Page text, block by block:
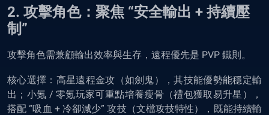
2. 攻擊角色：聚焦 “安全輸出 + 持續壓
制”
攻擊角色需兼顧輸出效率與生存，遠程優先是 PVP 鐵則。
核心選擇：高星遠程金攻（如劍鬼），其技能優勢能穩定輸
出；小氪 / 零氪玩家可重點培養瘦骨（禮包獲取易升星），
搭配 “吸血 + 冷卻減少” 攻技（文檔攻技特性），既能持續輸